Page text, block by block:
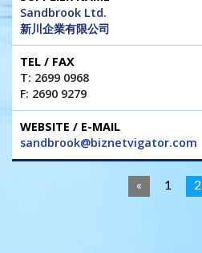
Sandbrook Ltd.
新川企業有限公司
T: 2699 0968
F: 2690 9279
sandbrook@biznetvigator.com
« 1 2